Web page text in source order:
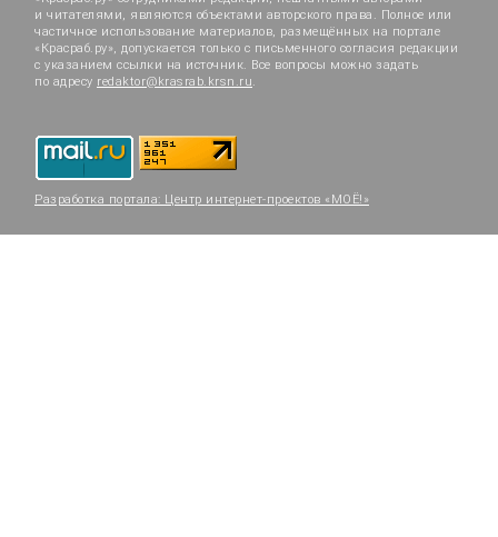
и читателями, являются объектами авторского права. Полное или
частичное использование материалов, размещённых на портале
«Красраб.ру», допускается только с письменного согласия редакции
с указанием ссылки на источник. Все вопросы можно задать
по адресу redaktor@krasrab.krsn.ru.
Разработка портала: Центр интернет-проектов «МОЁ!»